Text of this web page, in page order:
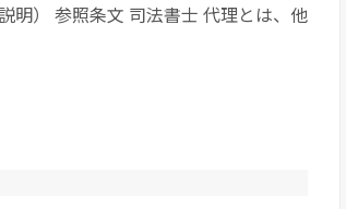
明） 参照条文 司法書士 代理とは、他